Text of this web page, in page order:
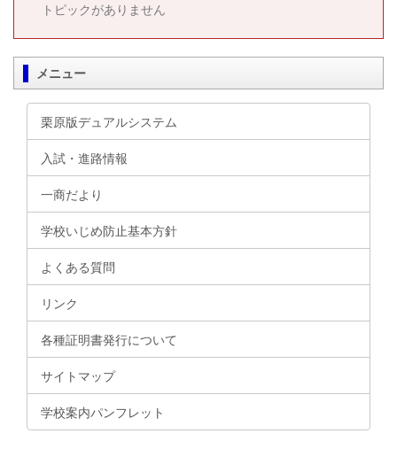
トピックがありません
メニュー
栗原版デュアルシステム
入試・進路情報
一商だより
学校いじめ防止基本方針
よくある質問
リンク
各種証明書発行について
サイトマップ
学校案内パンフレット